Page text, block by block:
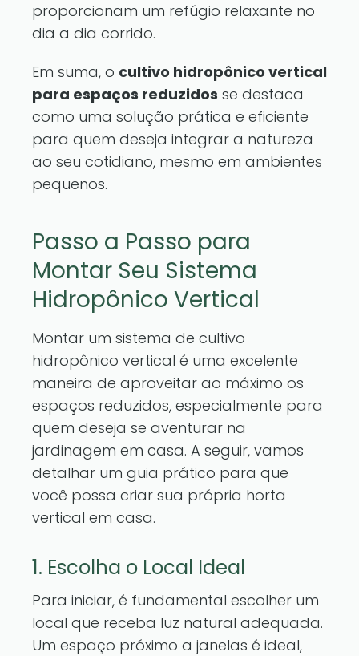
proporcionam um refúgio relaxante no
dia a dia corrido.
Em suma, o cultivo hidropônico vertical
para espaços reduzidos se destaca
como uma solução prática e eficiente
para quem deseja integrar a natureza
ao seu cotidiano, mesmo em ambientes
pequenos.
Passo a Passo para
Montar Seu Sistema
Hidropônico Vertical
Montar um sistema de cultivo
hidropônico vertical é uma excelente
maneira de aproveitar ao máximo os
espaços reduzidos, especialmente para
quem deseja se aventurar na
jardinagem em casa. A seguir, vamos
detalhar um guia prático para que
você possa criar sua própria horta
vertical em casa.
1. Escolha o Local Ideal
Para iniciar, é fundamental escolher um
local que receba luz natural adequada.
Um espaço próximo a janelas é ideal,